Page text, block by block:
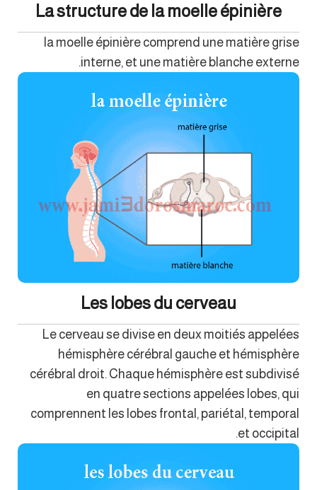
La structure de la moelle épinière
la moelle épinière comprend une matière grise
interne, et une matière blanche externe.
Les lobes du cerveau
Le cerveau se divise en deux moitiés appelées
hémisphère cérébral gauche et hémisphère
cérébral droit. Chaque hémisphère est subdivisé
en quatre sections appelées lobes, qui
comprennent les lobes frontal, pariétal, temporal
et occipital.